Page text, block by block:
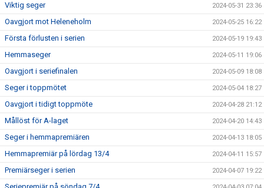
Viktig seger 2024-05-31 23:36
Oavgjort mot Heleneholm 2024-05-25 16:22
Första förlusten i serien 2024-05-19 19:43
Hemmaseger 2024-05-11 19:06
Oavgjort i seriefinalen 2024-05-09 18:08
Seger i toppmötet 2024-05-04 18:27
Oavgjort i tidigt toppmöte 2024-04-28 21:12
Mållöst för A-laget 2024-04-20 14:43
Seger i hemmapremiären 2024-04-13 18:05
Hemmapremiär på lördag 13/4 2024-04-11 15:57
Premiärseger i serien 2024-04-07 19:22